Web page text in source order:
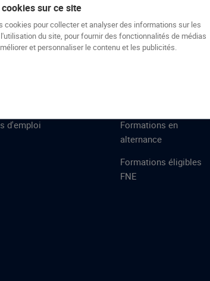
Formations
AFEC
d'emploi
PRESTATIONS
Formations en
alternance
Formations éligibles
FNE
sur ce site
cookies pour collecter et analyser des informations sur les
du site, pour fournir des fonctionnalités de médias
et personnaliser le contenu et les publicités.